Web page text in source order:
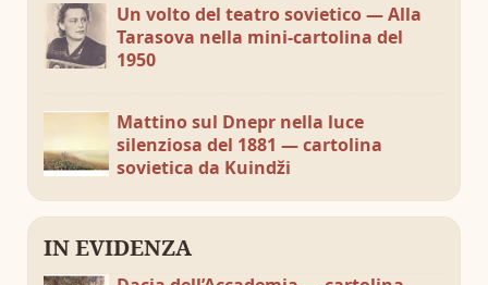
Un volto del teatro sovietico — Alla
Tarasova nella mini-cartolina del
1950
Mattino sul Dnepr nella luce
silenziosa del 1881 — cartolina
sovietica da Kuindži
IN EVIDENZA